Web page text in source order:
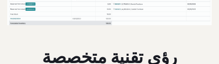
رؤى تقنية متخصصة